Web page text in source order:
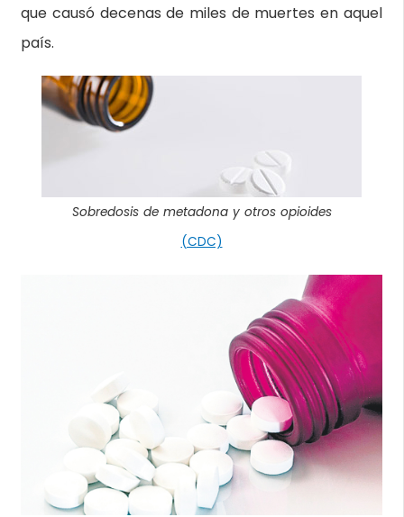
que causó decenas de miles de muertes en aquel
país.
Sobredosis de metadona y otros opioides
(CDC)